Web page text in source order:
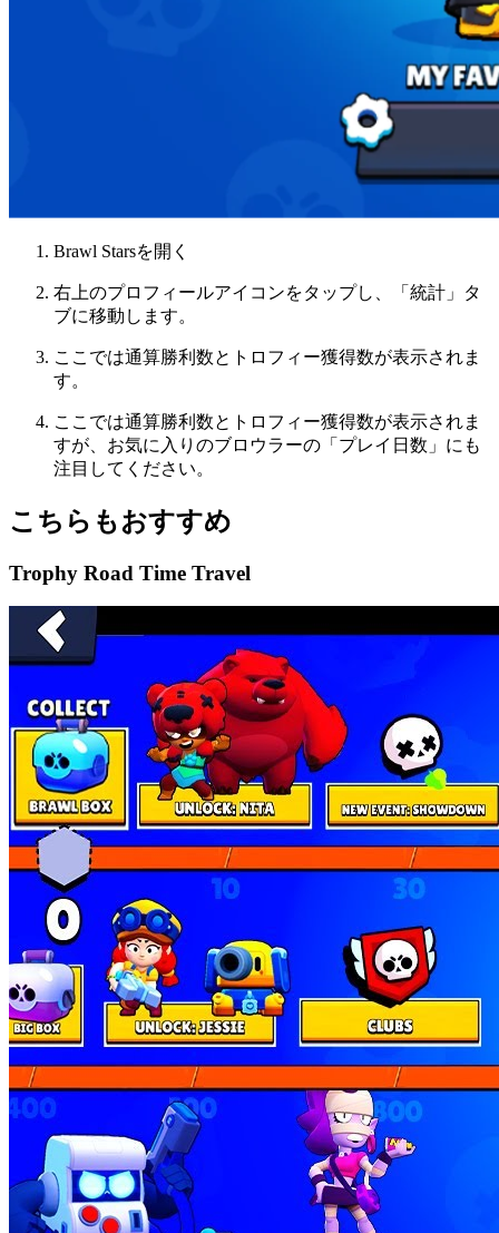
Brawl Starsを開く
右上のプロフィールアイコンをタップし、「統計」タ
ブに移動します。
ここでは通算勝利数とトロフィー獲得数が表示されま
す。
ここでは通算勝利数とトロフィー獲得数が表示されま
すが、お気に入りのブロウラーの「プレイ日数」にも
注目してください。
こちらもおすすめ
Trophy Road Time Travel